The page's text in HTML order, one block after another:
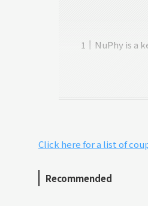
NuPhy is a
Click here for a list of
Recommended